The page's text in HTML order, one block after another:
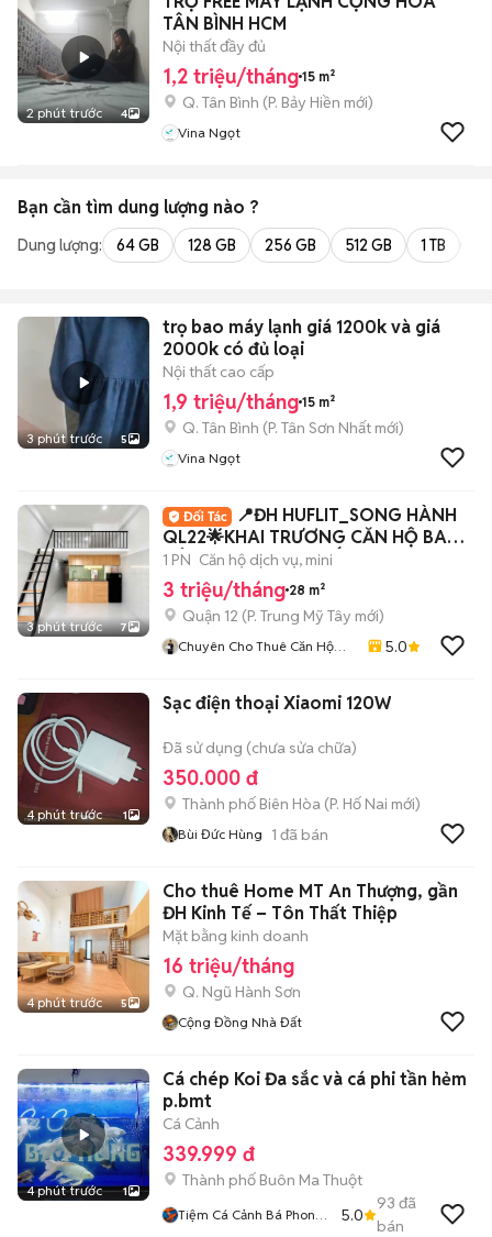
2 phút trước 4
TÂN BÌNH HCM
Nội thất đầy đủ
1,2 triệu/tháng 15 m²
Q. Tân Bình (P. Bảy Hiền mới)
Vina Ngọt
Bạn cần tìm dung lượng nào ?
Dung lượng: 64 GB 128 GB 256 GB 512 GB 1 TB
3 phút trước 5
trọ bao máy lạnh giá 1200k và giá
2000k có đủ loại
Nội thất cao cấp
1,9 triệu/tháng 15 m²
Q. Tân Bình (P. Tân Sơn Nhất mới)
Vina Ngọt
3 phút trước 7
📍ĐH HUFLIT_SONG HÀNH
QL22🌟KHAI TRƯƠNG CĂN HỘ BAN
CÔNG_FULL NỘI THẤT
1 PN Căn hộ dịch vụ, mini
3 triệu/tháng 28 m²
Quận 12 (P. Trung Mỹ Tây mới)
Chuyên Cho Thuê Căn Hộ
5.0
4 phút trước 1
Sạc điện thoại Xiaomi 120W
Đã sử dụng (chưa sửa chữa)
350.000 đ
Thành phố Biên Hòa (P. Hố Nai mới)
Bùi Đức Hùng 1 đã bán
4 phút trước 5
Cho thuê Home MT An Thượng, gần
ĐH Kinh Tế – Tôn Thất Thiệp
Mặt bằng kinh doanh
16 triệu/tháng
Q. Ngũ Hành Sơn
Cộng Đồng Nhà Đất
4 phút trước 1
Cá chép Koi Đa sắc và cá phi tần hẻm
p.bmt
Cá Cảnh
339.999 đ
Thành phố Buôn Ma Thuột
Tiệm Cá Cảnh Bá Phong
5.0
93 đã
bán